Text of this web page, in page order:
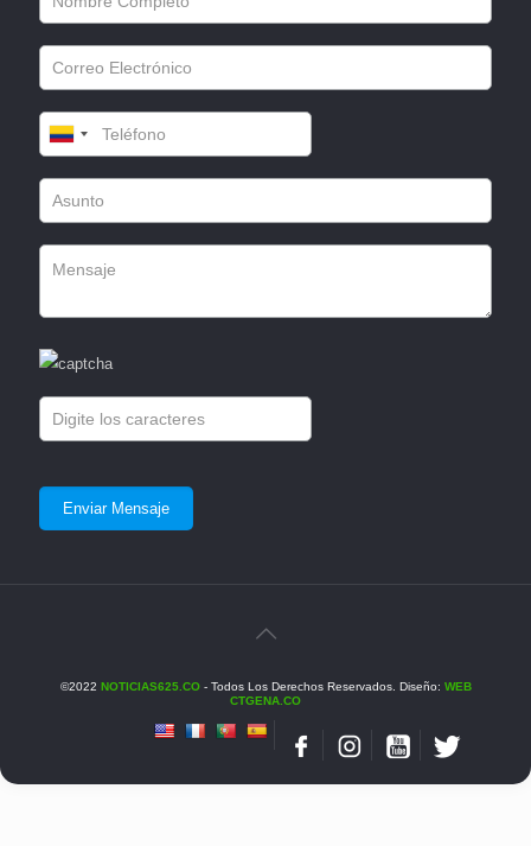
©2022 NOTICIAS625.CO- Todos Los Derechos Reservados. Diseño: WEB
CTGENA.CO